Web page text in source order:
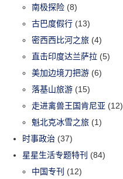
南极探险 (8)
古巴度假行 (13)
密西西比河之旅 (4)
直击印度达兰萨拉 (5)
美加边境刀把游 (6)
落基山旅游 (15)
走进禽兽王国肯尼亚 (12)
魁北克冰雪之旅 (1)
时事政治 (37)
星星生活专题特刊 (84)
中国专刊 (12)